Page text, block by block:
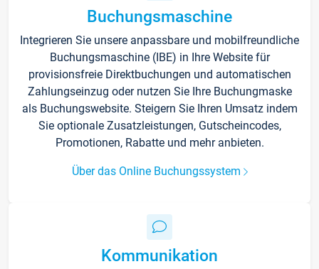
Buchungsmaschine
Integrieren Sie unsere anpassbare und mobilfreundliche
Buchungsmaschine (IBE) in Ihre Website für
provisionsfreie Direktbuchungen und automatischen
Zahlungseinzug oder nutzen Sie Ihre Buchungmaske
als Buchungswebsite. Steigern Sie Ihren Umsatz indem
Sie optionale Zusatzleistungen, Gutscheincodes,
Promotionen, Rabatte und mehr anbieten.
Über das Online Buchungssystem
Kommunikation